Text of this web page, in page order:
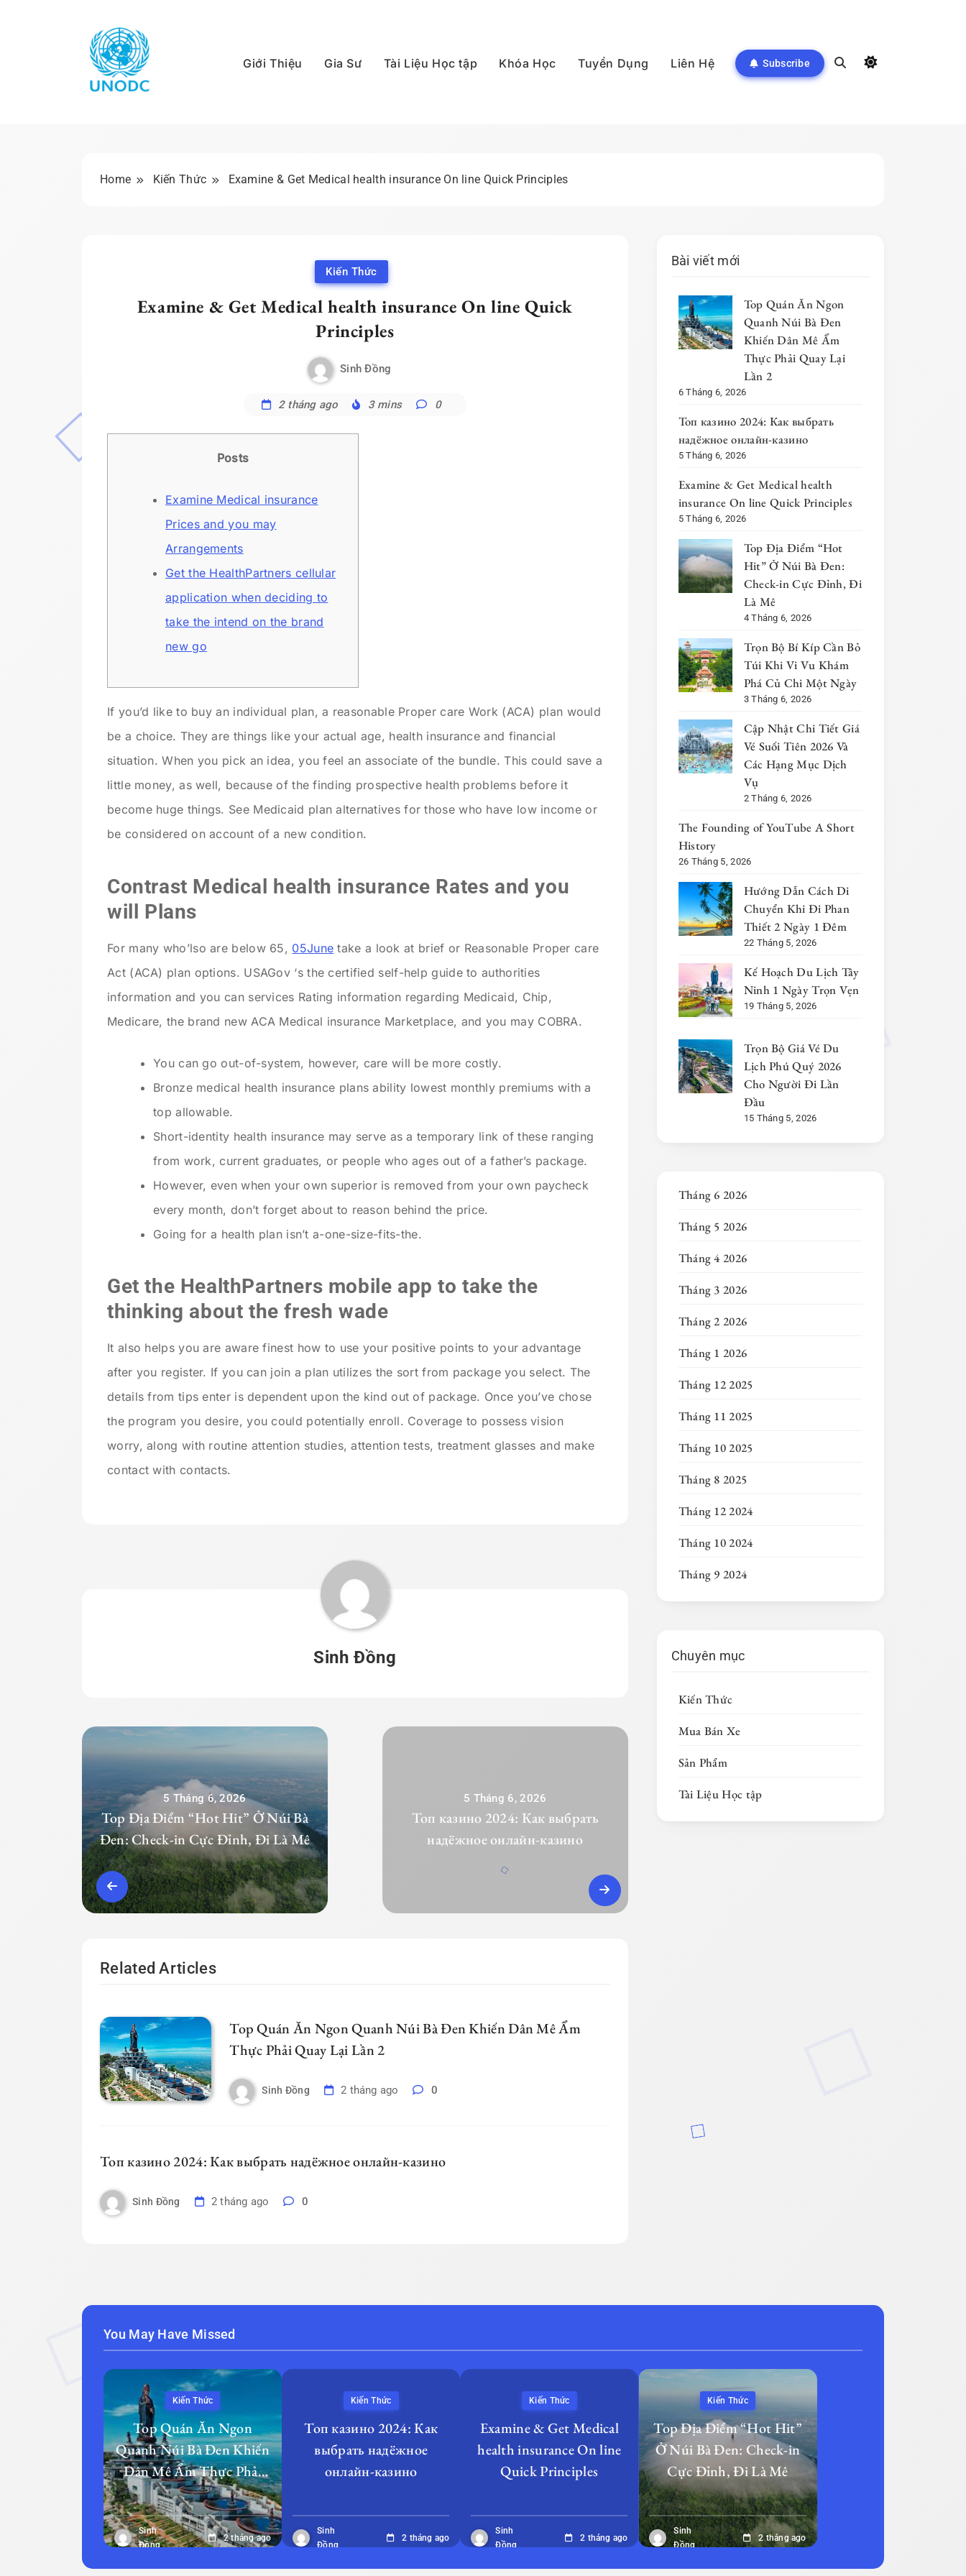
Giới Thiệu Gia Sư Tài Liệu Học tập Khóa Học Tuyển Dụng Liên Hệ Subscribe
Home Kiến Thức Examine & Get Medical health insurance On line Quick Principles
Kiến Thức
Examine & Get Medical health insurance On line Quick
Principles
Sinh Đồng
2 tháng ago 3 mins 0
Posts
Examine Medical insurance
Prices and you may
Arrangements
Get the HealthPartners cellular
application when deciding to
take the intend on the brand
new go
If you’d like to buy an individual plan, a reasonable Proper care Work (ACA) plan would
be a choice. They are things like your actual age, health insurance and financial
situation. When you pick an idea, you feel an associate of the bundle. This could save a
little money, as well, because of the finding prospective health problems before it
become huge things. See Medicaid plan alternatives for those who have low income or
be considered on account of a new condition.
Contrast Medical health insurance Rates and you
will Plans
For many who’lso are below 65, 05June take a look at brief or Reasonable Proper care
Act (ACA) plan options. USAGov ‘s the certified self-help guide to authorities
information and you can services Rating information regarding Medicaid, Chip,
Medicare, the brand new ACA Medical insurance Marketplace, and you may COBRA.
You can go out-of-system, however, care will be more costly.
Bronze medical health insurance plans ability lowest monthly premiums with a
top allowable.
Short-identity health insurance may serve as a temporary link of these ranging
from work, current graduates, or people who ages out of a father’s package.
However, even when your own superior is removed from your own paycheck
every month, don’t forget about to reason behind the price.
Going for a health plan isn’t a-one-size-fits-the.
Get the HealthPartners mobile app to take the
thinking about the fresh wade
It also helps you are aware finest how to use your positive points to your advantage
after you register. If you can join a plan utilizes the sort from package you select. The
details from tips enter is dependent upon the kind out of package. Once you’ve chose
the program you desire, you could potentially enroll. Coverage to possess vision
worry, along with routine attention studies, attention tests, treatment glasses and make
contact with contacts.
Sinh Đồng
5 Tháng 6, 2026
Top Địa Điểm “Hot Hit” Ở Núi Bà
Đen: Check-in Cực Đỉnh, Đi Là Mê
5 Tháng 6, 2026
Топ казино 2024: Как выбрать
надёжное онлайн-казино
Related Articles
Top Quán Ăn Ngon Quanh Núi Bà Đen Khiến Dân Mê Ẩm
Thực Phải Quay Lại Lần 2
Sinh Đồng 2 tháng ago 0
Топ казино 2024: Как выбрать надёжное онлайн-казино
Sinh Đồng 2 tháng ago 0
Bài viết mới
Top Quán Ăn Ngon
Quanh Núi Bà Đen
Khiến Dân Mê Ẩm
Thực Phải Quay Lại
Lần 2
6 Tháng 6, 2026
Топ казино 2024: Как выбрать
надёжное онлайн-казино
5 Tháng 6, 2026
Examine & Get Medical health
insurance On line Quick Principles
5 Tháng 6, 2026
Top Địa Điểm “Hot
Hit” Ở Núi Bà Đen:
Check-in Cực Đỉnh, Đi
Là Mê
4 Tháng 6, 2026
Trọn Bộ Bí Kíp Cần Bỏ
Túi Khi Vi Vu Khám
Phá Củ Chi Một Ngày
3 Tháng 6, 2026
Cập Nhật Chi Tiết Giá
Vé Suối Tiên 2026 Và
Các Hạng Mục Dịch
Vụ
2 Tháng 6, 2026
The Founding of YouTube A Short
History
26 Tháng 5, 2026
Hướng Dẫn Cách Di
Chuyển Khi Đi Phan
Thiết 2 Ngày 1 Đêm
22 Tháng 5, 2026
Kế Hoạch Du Lịch Tây
Ninh 1 Ngày Trọn Vẹn
19 Tháng 5, 2026
Trọn Bộ Giá Vé Du
Lịch Phú Quý 2026
Cho Người Đi Lần
Đầu
15 Tháng 5, 2026
Tháng 6 2026
Tháng 5 2026
Tháng 4 2026
Tháng 3 2026
Tháng 2 2026
Tháng 1 2026
Tháng 12 2025
Tháng 11 2025
Tháng 10 2025
Tháng 8 2025
Tháng 12 2024
Tháng 10 2024
Tháng 9 2024
Chuyên mục
Kiến Thức
Mua Bán Xe
Sản Phẩm
Tài Liệu Học tập
You May Have Missed
Kiến Thức
Top Quán Ăn Ngon
Quanh Núi Bà Đen Khiến
Dân Mê Ẩm Thực Phải
Quay Lại Lần 2
Sinh
Đồng
2 tháng ago
Kiến Thức
Топ казино 2024: Как
выбрать надёжное
онлайн-казино
Sinh
Đồng
2 tháng ago
Kiến Thức
Examine & Get Medical
health insurance On line
Quick Principles
Sinh
Đồng
2 tháng ago
Kiến Thức
Top Địa Điểm “Hot Hit”
Ở Núi Bà Đen: Check-in
Cực Đỉnh, Đi Là Mê
Sinh
Đồng
2 tháng ago